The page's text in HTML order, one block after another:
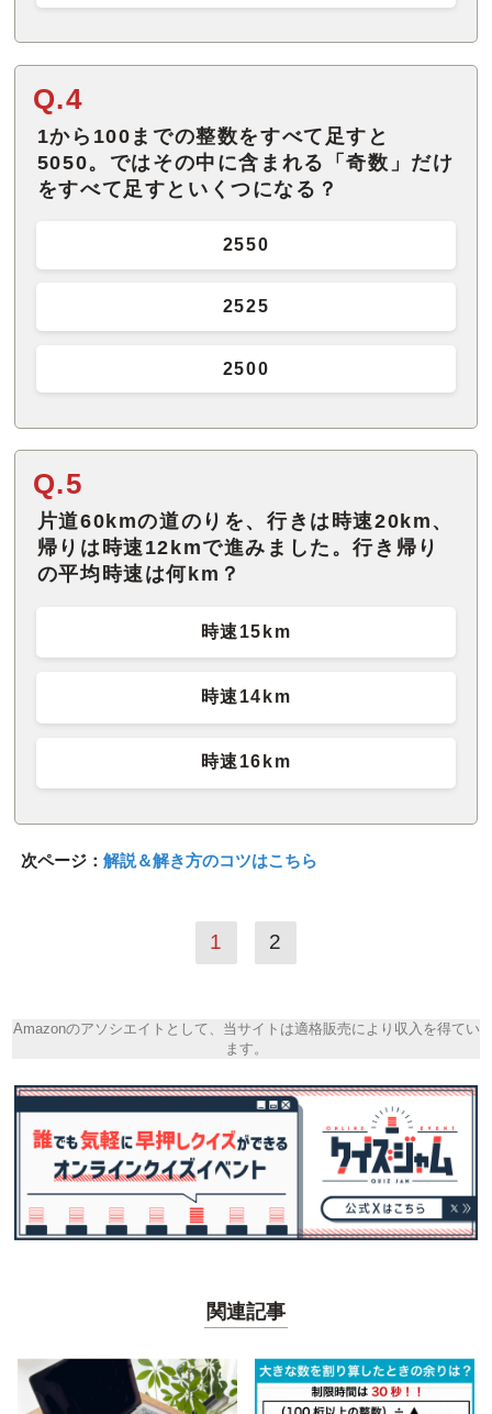
Q.4
1から100までの整数をすべて足すと
5050。ではその中に含まれる「奇数」だけ
をすべて足すといくつになる？
2550
2525
2500
Q.5
片道60kmの道のりを、行きは時速20km、
帰りは時速12kmで進みました。行き帰り
の平均時速は何km？
時速15km
時速14km
時速16km
次ページ： 解説＆解き方のコツはこちら
1 2
Amazonのアソシエイトとして、当サイトは適格販売により収入を得てい
ます。
関連記事